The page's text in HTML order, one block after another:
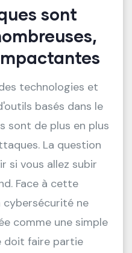
sont
technologies et
basés dans le
sont de plus en plus
La question
si vous allez subir
Face à cette
cybersécurité ne
comme une simple
doit faire partie